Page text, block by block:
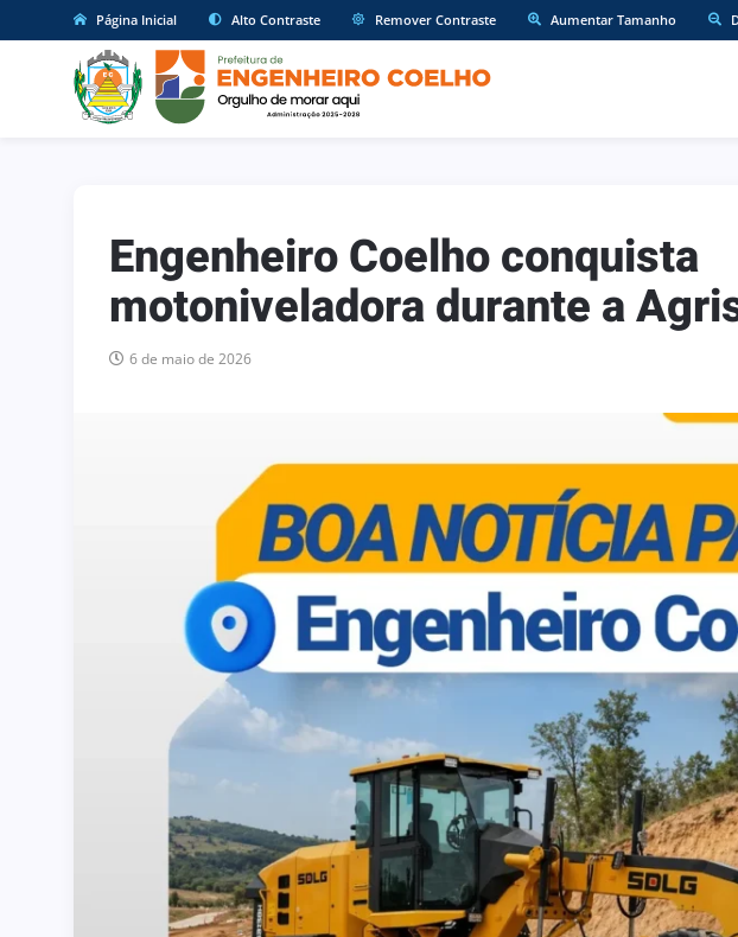
Página Inicial Alto Contraste Remover Contraste Aumentar Tamanho
Engenheiro Coelho conquista
motoniveladora durante a
6 de maio de 2026